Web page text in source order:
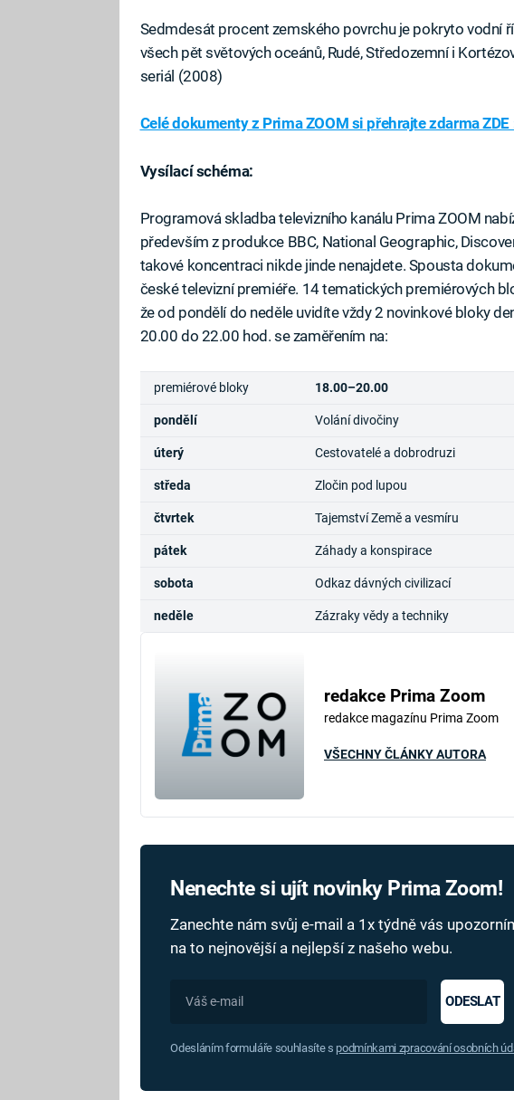
Sedmdesát procent zemského povrchu je pokryto vodní
všech pět světových oceánů, Rudé, Středozemní i
seriál (2008)
Celé dokumenty z Prima ZOOM si přehrajte zdarma ZDE
Vysílací schéma:
Programová skladba televizního kanálu Prima ZOOM
především z produkce BBC, National Geographic,
takové koncentraci nikde jinde nenajdete. Spousta
české televizní premiéře. 14 tematických premiérových
že od pondělí do neděle uvidíte vždy 2 novinkové bloky
20.00 do 22.00 hod. se zaměřením na:
premiérové bloky 18.00–20.00
pondělí Volání divočiny
úterý Cestovatelé a dobrodruzi
středa Zločin pod lupou
čtvrtek Tajemství Země a vesmíru
pátek Záhady a konspirace
sobota Odkaz dávných civilizací
neděle Zázraky vědy a techniky
redakce Prima Zoom
redakce magazínu Prima Zoom
VŠECHNY ČLÁNKY AUTORA
Nenechte si ujít novinky Prima Zoom!
Zanechte nám svůj e-mail a 1x týdně vás
na to nejnovější a nejlepší z našeho webu.
ODESLAT
Odesláním formuláře souhlasíte s podmínkami zpracování osobních